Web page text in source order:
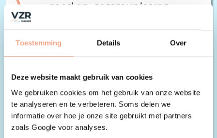
Toestemming Details Over
Deze website maakt gebruik van cookies
We gebruiken cookies om het gebruik van onze website
te analyseren en te verbeteren. Soms delen we
informatie over hoe je onze site gebruikt met partners
zoals Google voor analyses.
goed op, communiceren
transparant.”
Daan Remijnse, eigenaar Abel Reizen
Deelnemen aan de kascommissie
Naast zijn rol als deelnemer gaat Daan ook
deelnemen aan de kascommissie van VZR
Garant. Dat past bij zijn achtergrond in